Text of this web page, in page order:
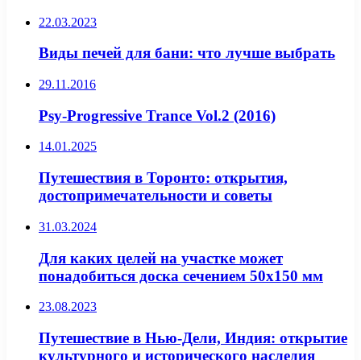
22.03.2023
Виды печей для бани: что лучше выбрать
29.11.2016
Psy-Progressive Trance Vol.2 (2016)
14.01.2025
Путешествия в Торонто: открытия,
достопримечательности и советы
31.03.2024
Для каких целей на участке может
понадобиться доска сечением 50х150 мм
23.08.2023
Путешествие в Нью-Дели, Индия: открытие
культурного и исторического наследия